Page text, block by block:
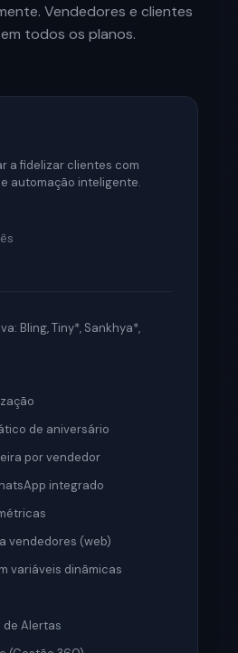
Vendedores e clientes
todos os planos.
a fidelizar clientes com
automação inteligente.
Bling, Tiny*, Sankhya*,
de aniversário
por vendedor
integrado
vendedores (web)
variáveis dinâmicas
de Alertas